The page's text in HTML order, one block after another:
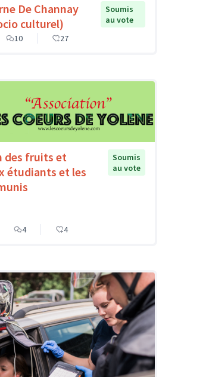
De Channay
culturel)
Soumis
au vote
10 27
des fruits et
étudiants et les
Soumis
au vote
4 4